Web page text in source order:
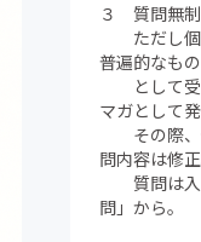
３ 質問無
ただし個
普遍的なもの
として受
マガとして発
その際、
問内容は修正
質問は入
問」から。